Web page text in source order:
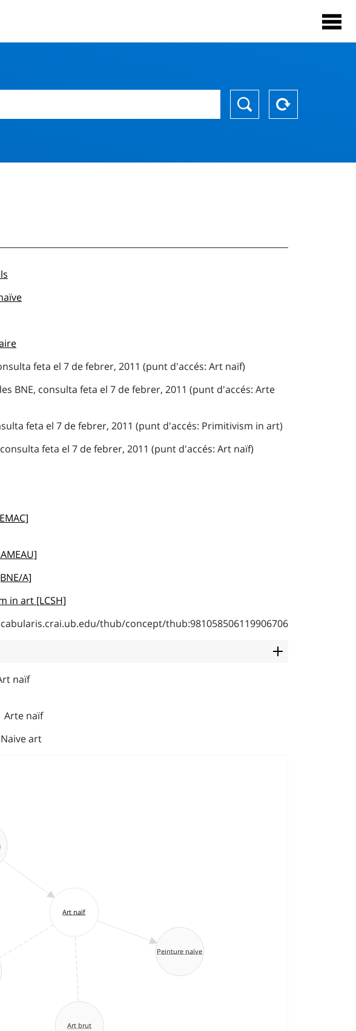
feta el 7 de febrer, 2011 (punt d'accés: Art naïf)
BNE, consulta feta el 7 de febrer, 2011 (punt d'accés: Arte
feta el 7 de febrer, 2011 (punt d'accés: Primitivism in art)
consulta feta el 7 de febrer, 2011 (punt d'accés: Art naïf)
A]
in art [LCSH]
thub/concept/thub:981058506119906706
naïf
Arte naïf
Naive art
Art brut
Art naïf
Peinture naïve